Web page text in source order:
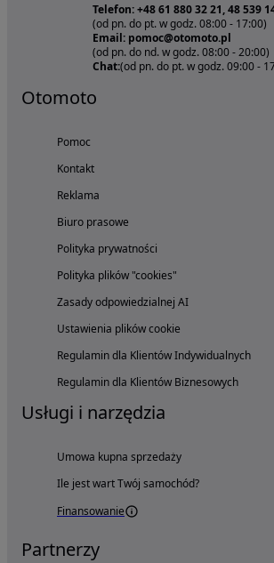
Telefon: +48 61 880 32 21, 48 539
(od pn. do pt. w godz. 08:00 - 17:00)
Email: pomoc@otomoto.pl
(od pn. do nd. w godz. 08:00 - 20:00)
Chat:(od pn. do pt. w godz. 09:00 -
Otomoto
Pomoc
Kontakt
Reklama
Biuro prasowe
Polityka prywatności
Polityka plików "cookies"
Zasady odpowiedzialnej AI
Ustawienia plików cookie
Regulamin dla Klientów Indywidualnych
Regulamin dla Klientów Biznesowych
Usługi i narzędzia
Umowa kupna sprzedaży
Ile jest wart Twój samochód?
Finansowanie
Partnerzy